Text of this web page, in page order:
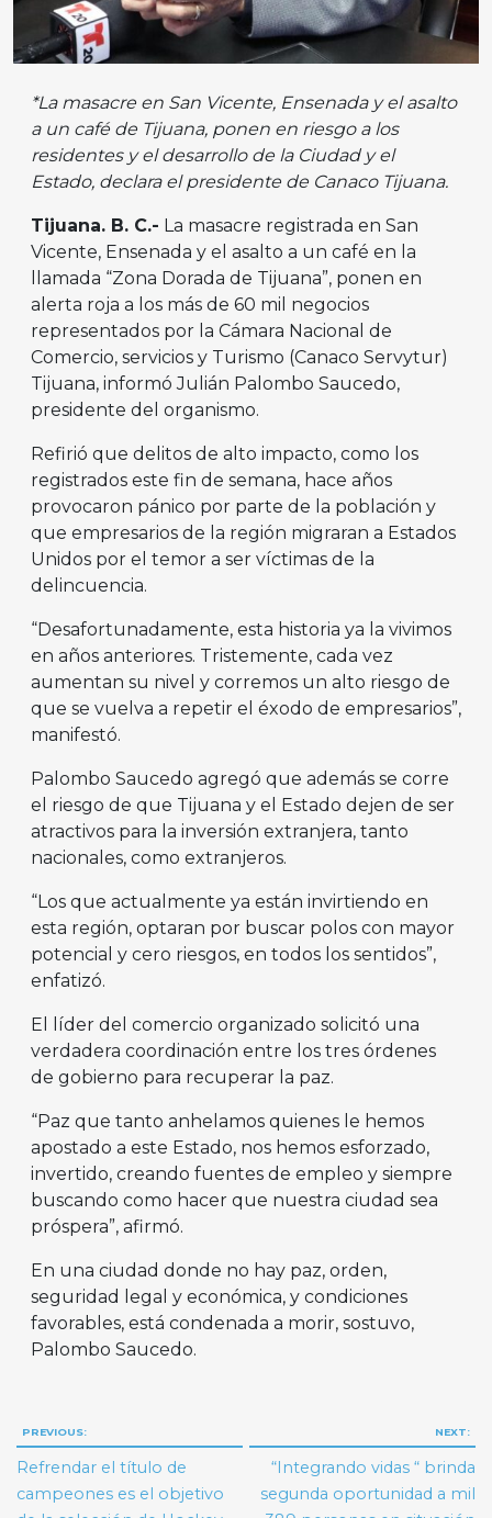
*La masacre en San Vicente, Ensenada y el asalto
a un café de Tijuana, ponen en riesgo a los
residentes y el desarrollo de la Ciudad y el
Estado, declara el presidente de Canaco Tijuana.
Tijuana. B. C.- La masacre registrada en San
Vicente, Ensenada y el asalto a un café en la
llamada “Zona Dorada de Tijuana”, ponen en
alerta roja a los más de 60 mil negocios
representados por la Cámara Nacional de
Comercio, servicios y Turismo (Canaco Servytur)
Tijuana, informó Julián Palombo Saucedo,
presidente del organismo.
Refirió que delitos de alto impacto, como los
registrados este fin de semana, hace años
provocaron pánico por parte de la población y
que empresarios de la región migraran a Estados
Unidos por el temor a ser víctimas de la
delincuencia.
“Desafortunadamente, esta historia ya la vivimos
en años anteriores. Tristemente, cada vez
aumentan su nivel y corremos un alto riesgo de
que se vuelva a repetir el éxodo de empresarios”,
manifestó.
Palombo Saucedo agregó que además se corre
el riesgo de que Tijuana y el Estado dejen de ser
atractivos para la inversión extranjera, tanto
nacionales, como extranjeros.
“Los que actualmente ya están invirtiendo en
esta región, optaran por buscar polos con mayor
potencial y cero riesgos, en todos los sentidos”,
enfatizó.
El líder del comercio organizado solicitó una
verdadera coordinación entre los tres órdenes
de gobierno para recuperar la paz.
“Paz que tanto anhelamos quienes le hemos
apostado a este Estado, nos hemos esforzado,
invertido, creando fuentes de empleo y siempre
buscando como hacer que nuestra ciudad sea
próspera”, afirmó.
En una ciudad donde no hay paz, orden,
seguridad legal y económica, y condiciones
favorables, está condenada a morir, sostuvo,
Palombo Saucedo.
Navegación
de
entradas
PREVIOUS:
Refrendar el título de
campeones es el objetivo
NEXT:
“Integrando vidas “ brinda
segunda oportunidad a mil